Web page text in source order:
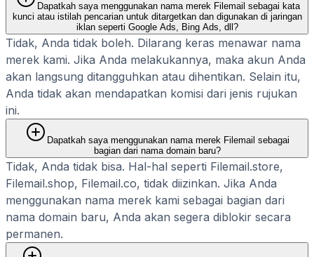
Dapatkah saya menggunakan nama merek Filemail sebagai kata
kunci atau istilah pencarian untuk ditargetkan dan digunakan di jaringan
iklan seperti Google Ads, Bing Ads, dll?
Tidak, Anda tidak boleh. Dilarang keras menawar nama
merek kami. Jika Anda melakukannya, maka akun Anda
akan langsung ditangguhkan atau dihentikan. Selain itu,
Anda tidak akan mendapatkan komisi dari jenis rujukan
ini.
Dapatkah saya menggunakan nama merek Filemail sebagai
bagian dari nama domain baru?
Tidak, Anda tidak bisa. Hal-hal seperti Filemail.store,
Filemail.shop, Filemail.co, tidak diizinkan. Jika Anda
menggunakan nama merek kami sebagai bagian dari
nama domain baru, Anda akan segera diblokir secara
permanen.